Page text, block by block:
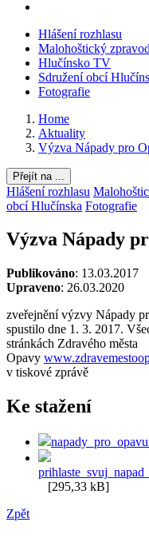
Hlášení rozhlasu
Malohoštický
Hlučínsko TV
Sdružení obcí
Fotografie
Home
Aktuality
Výzva Nápady pro
Přejít na ...
Hlášení rozhlasu
obcí Hlučínska Fotografie
Výzva Nápady
Publikováno: 13.03.2017
Upraveno: 26.03.2020
zveřejnění výzvy Nápady
spustilo dne 1. 3. 2017.
stránkách Zdravého města
Opavy
v tiskové zprávě
Ke stažení
[295,33 kB]
Zpět